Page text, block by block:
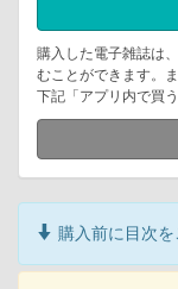
購入した電子雑誌は
むことができます。
下記「アプリ内で買
購入前に目次